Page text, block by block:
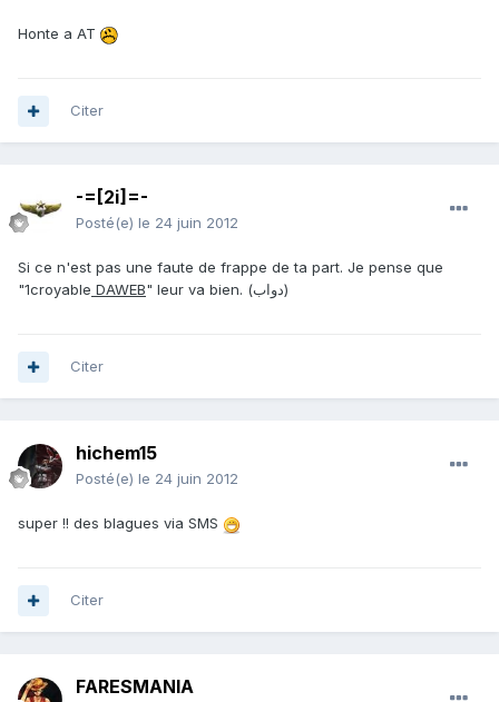
Honte a AT
Citer
-=[2i]=-
Posté(e) le 24 juin 2012
Si ce n'est pas une faute de frappe de ta part. Je pense que
"1croyable DAWEB " leur va bien. (دواب)
Citer
hichem15
Posté(e) le 24 juin 2012
super !! des blagues via SMS
Citer
FARESMANIA